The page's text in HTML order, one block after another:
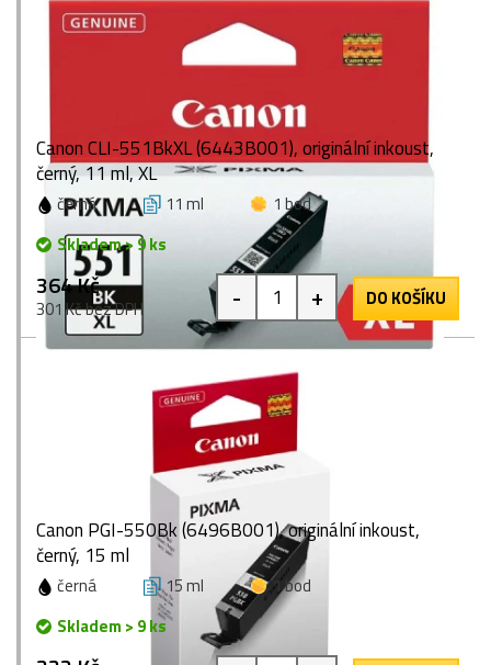
Canon CLI-551BkXL (6443B001), originální inkoust,
černý, 11 ml, XL
černá 11 ml
1 bod
Skladem > 9 ks
364 Kč
301 Kč bez DPH - + DO KOŠÍKU
Canon PGI-550Bk (6496B001), originální inkoust,
černý, 15 ml
černá 15 ml
1 bod
Skladem > 9 ks